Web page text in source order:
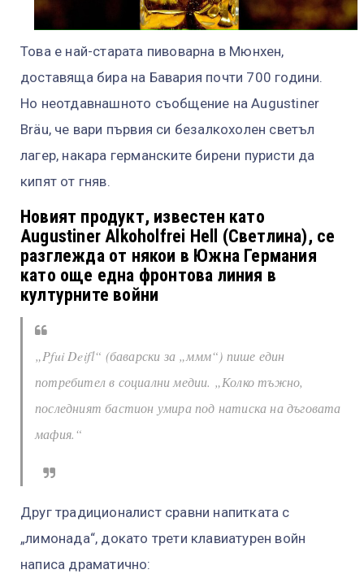
Това е най-старата пивоварна в Мюнхен,
доставяща бира на Бавария почти 700 години.
Но неотдавнашното съобщение на Augustiner
Bräu, че вари първия си безалкохолен светъл
лагер, накара германските бирени пуристи да
кипят от гняв.
Новият продукт, известен като
Augustiner Alkoholfrei Hell (Светлина), се
разглежда от някои в Южна Германия
като още една фронтова линия в
културните войни
„Pfui Deifl“ (баварски за „ммм“) пише един
потребител в социални медии. „Колко тъжно,
последният бастион умира под натиска на дъговата
мафия.“
Друг традиционалист сравни напитката с
„лимонада“, докато трети клавиатурен войн
написа драматично: